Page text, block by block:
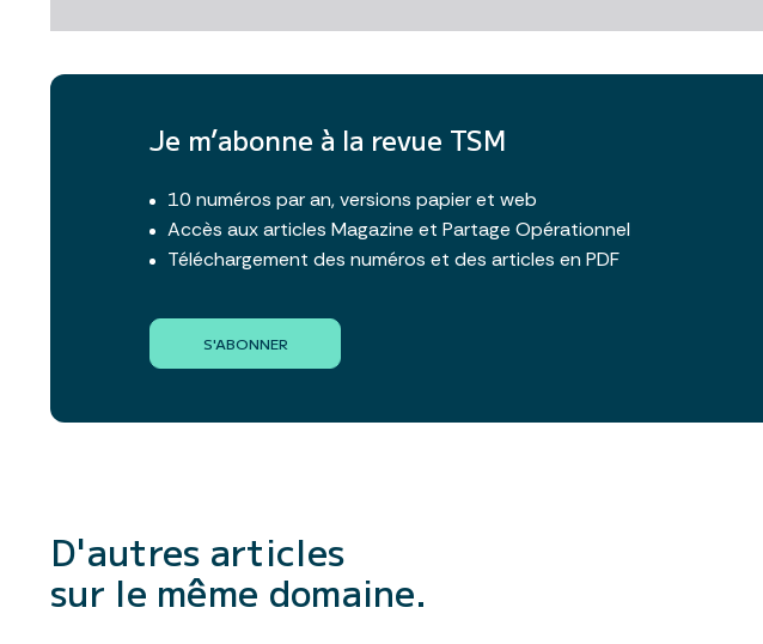
Je m’abonne à la revue TSM
10 numéros par an, versions papier et web
Accès aux articles Magazine et Partage Opérationnel
Téléchargement des numéros et des articles en PDF
S'ABONNER
D'autres articles
sur le même domaine.